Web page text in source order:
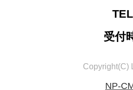
受付
Copyright(C)
NP-